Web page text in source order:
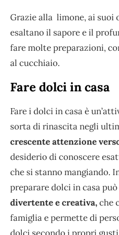
Grazie alla limone, ai suoi
esaltano il sapore e il
fare molte preparazioni,
al cucchiaio.
Fare dolci in casa
Fare i dolci in casa è
sorta di rinascita negli
crescente attenzione
desiderio di conoscere
che si stanno mangiando.
preparare dolci in casa può
divertente e creativa,che
famiglia e permette di